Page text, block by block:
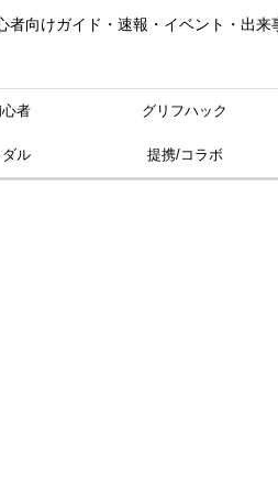
向けガイド・速報・イベント・出
者 グリフハック
ダル 提携/コラボ